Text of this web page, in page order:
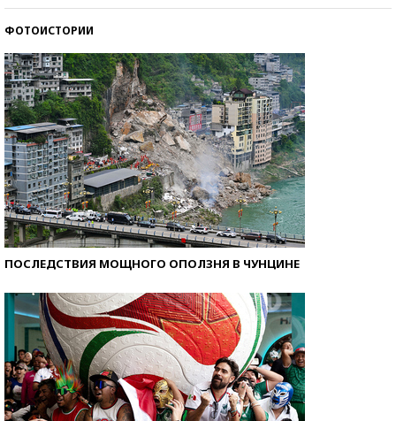
ФОТОИСТОРИИ
ПОСЛЕДСТВИЯ МОЩНОГО ОПОЛЗНЯ В ЧУНЦИНЕ